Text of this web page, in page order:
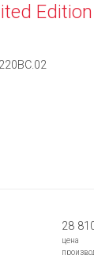
Edition
28
цена